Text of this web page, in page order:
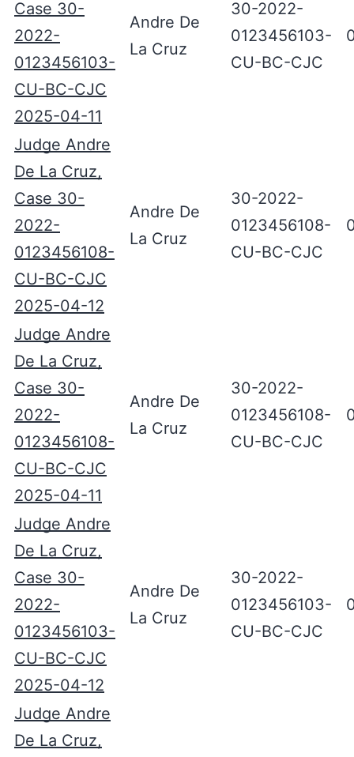
Case 30-
2022-
0123456103-
CU-BC-CJC
2025-04-11
Andre De
La Cruz
30-2022-
0123456103-
CU-BC-CJC
Judge Andre
De La Cruz,
Case 30-
2022-
0123456108-
CU-BC-CJC
2025-04-12
Andre De
La Cruz
30-2022-
0123456108-
CU-BC-CJC
Judge Andre
De La Cruz,
Case 30-
2022-
0123456108-
CU-BC-CJC
2025-04-11
Andre De
La Cruz
30-2022-
0123456108-
CU-BC-CJC
Judge Andre
De La Cruz,
Case 30-
2022-
0123456103-
CU-BC-CJC
2025-04-12
Andre De
La Cruz
30-2022-
0123456103-
CU-BC-CJC
Judge Andre
De La Cruz,